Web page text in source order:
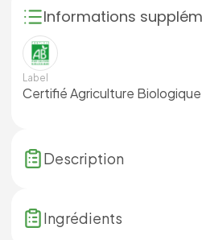
Informations
Label
Certifié Agriculture Biologique
Description
Ingrédients